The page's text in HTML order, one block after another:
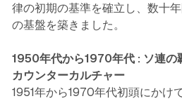
律の初期の基準を確立し、数十
の基盤を築きました。
1950年代から1970年代 : ソ連の
カウンターカルチャー
1951年から1970年代初頭にかけ